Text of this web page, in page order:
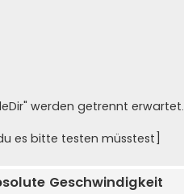
werden getrennt erwartet.
es bitte testen müsstest]
Geschwindigkeit